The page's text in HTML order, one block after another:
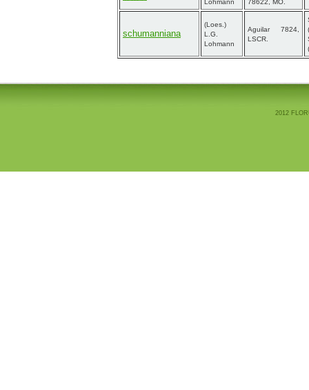
Lohmann
78622, MO.
schumanniana
(Loes.)
L.G.
Lohmann
Aguilar 7824,
LSCR.
2012